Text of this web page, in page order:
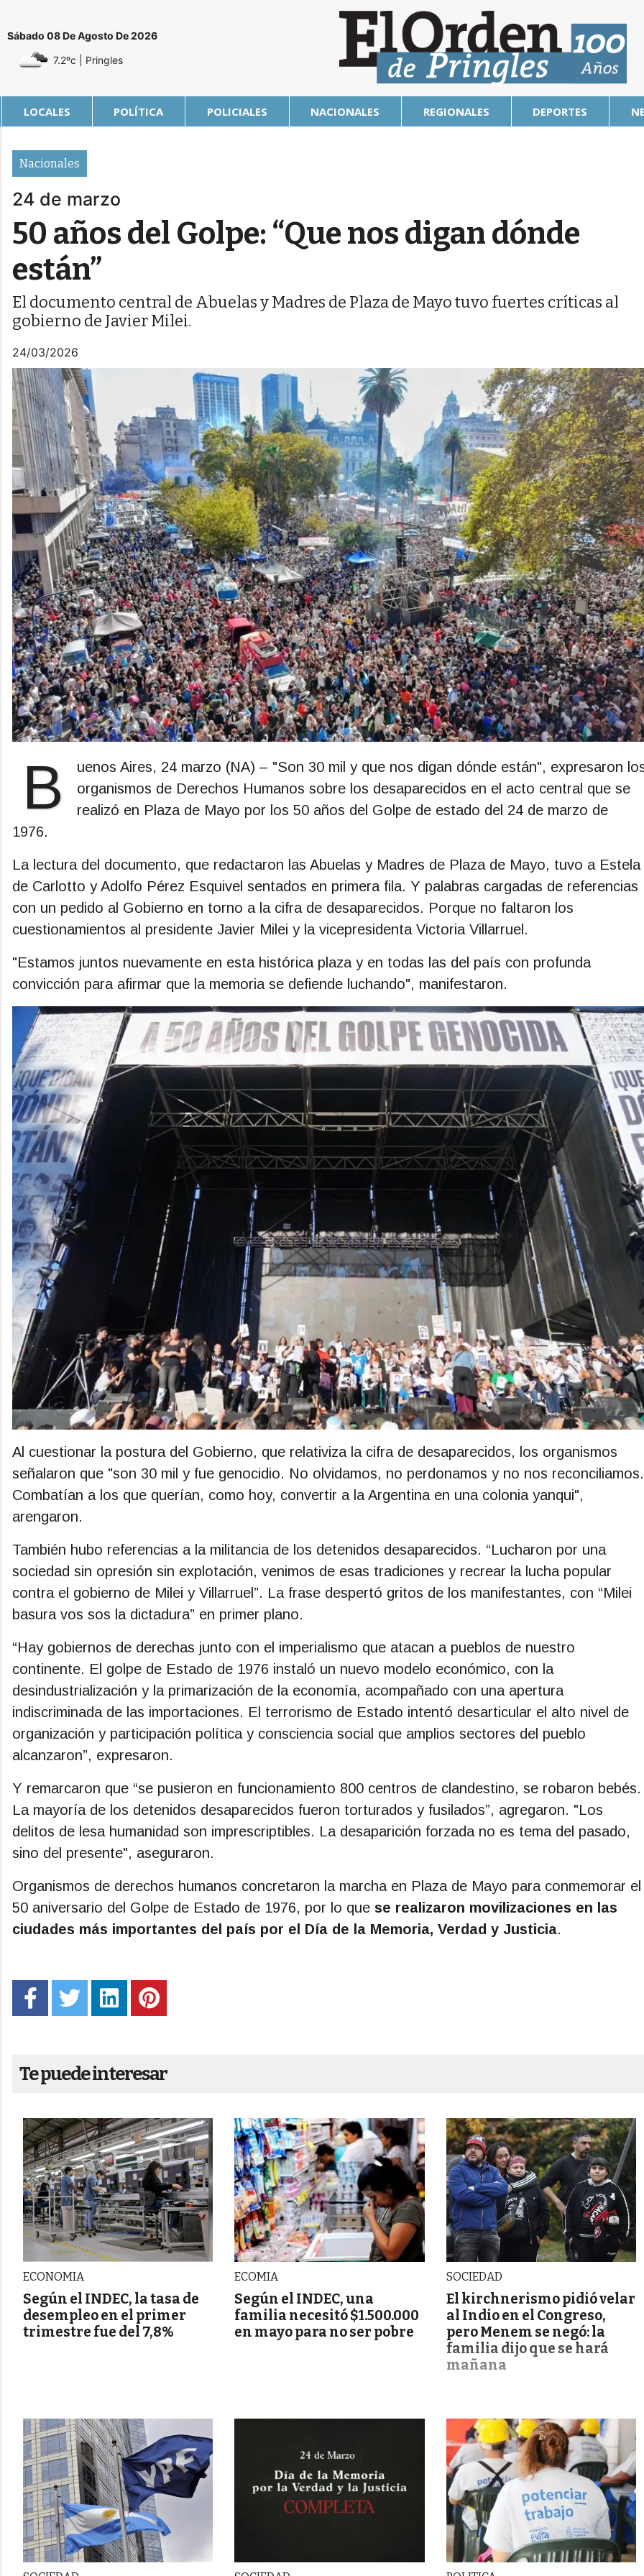
Sábado 08 De Agosto De 2026
7.2ºc
| Pringles
LOCALES POLÍTICA POLICIALES NACIONALES REGIONALES DEPORTES
Nacionales
24 de marzo
50 años del Golpe: “Que nos digan dónde
están”
El documento central de Abuelas y Madres de Plaza de Mayo tuvo fuertes críticas al
gobierno de Javier Milei.
24/03/2026
B
uenos Aires, 24 marzo (NA) – "Son 30 mil y que nos digan dónde están", expresaron
organismos de Derechos Humanos sobre los desaparecidos en el acto central que se
realizó en Plaza de Mayo por los 50 años del Golpe de estado del 24 de marzo de
1976.
La lectura del documento, que redactaron las Abuelas y Madres de Plaza de Mayo, tuvo a Estela
de Carlotto y Adolfo Pérez Esquivel sentados en primera fila. Y palabras cargadas de referencias
con un pedido al Gobierno en torno a la cifra de desaparecidos. Porque no faltaron los
cuestionamientos al presidente Javier Milei y la vicepresidenta Victoria Villarruel.
"Estamos juntos nuevamente en esta histórica plaza y en todas las del país con profunda
convicción para afirmar que la memoria se defiende luchando", manifestaron.
Al cuestionar la postura del Gobierno, que relativiza la cifra de desaparecidos, los organismos
señalaron que "son 30 mil y fue genocidio. No olvidamos, no perdonamos y no nos reconciliamos.
Combatían a los que querían, como hoy, convertir a la Argentina en una colonia yanqui",
arengaron.
También hubo referencias a la militancia de los detenidos desaparecidos. “Lucharon por una
sociedad sin opresión sin explotación, venimos de esas tradiciones y recrear la lucha popular
contra el gobierno de Milei y Villarruel”. La frase despertó gritos de los manifestantes, con “Milei
basura vos sos la dictadura” en primer plano.
“Hay gobiernos de derechas junto con el imperialismo que atacan a pueblos de nuestro
continente. El golpe de Estado de 1976 instaló un nuevo modelo económico, con la
desindustrialización y la primarización de la economía, acompañado con una apertura
indiscriminada de las importaciones. El terrorismo de Estado intentó desarticular el alto nivel de
organización y participación política y consciencia social que amplios sectores del pueblo
alcanzaron”, expresaron.
Y remarcaron que “se pusieron en funcionamiento 800 centros de clandestino, se robaron bebés.
La mayoría de los detenidos desaparecidos fueron torturados y fusilados”, agregaron. "Los
delitos de lesa humanidad son imprescriptibles. La desaparición forzada no es tema del pasado,
sino del presente", aseguraron.
Organismos de derechos humanos concretaron la marcha en Plaza de Mayo para conmemorar el
50 aniversario del Golpe de Estado de 1976, por lo que se realizaron movilizaciones en las
ciudades más importantes del país por el Día de la Memoria, Verdad y Justicia.
Te puede interesar
ECONOMIA
Según el INDEC, la tasa de
desempleo en el primer
trimestre fue del 7,8%
ECOMIA
Según el INDEC, una
familia necesitó $1.500.000
en mayo para no ser pobre
SOCIEDAD
El kirchnerismo pidió velar
al Indio en el Congreso,
pero Menem se negó: la
familia dijo que se hará
mañana